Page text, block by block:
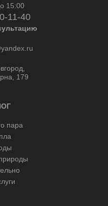
15:00
11-40
179
пара